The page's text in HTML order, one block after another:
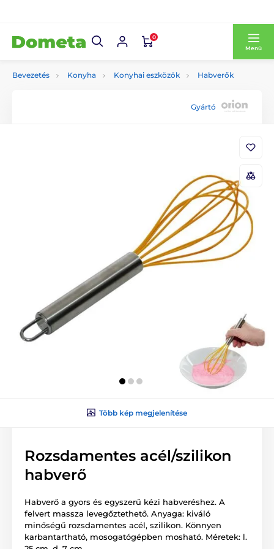
0
Menü
Bevezetés Konyha Konyhai eszközök Habverők
Gyártó
Több kép megjelenítése
Rozsdamentes acél/szilikon
habverő
Habverő a gyors és egyszerű kézi habveréshez. A
felvert massza levegőztethető. Anyaga: kiváló
minőségű rozsdamentes acél, szilikon. Könnyen
karbantartható, mosogatógépben mosható. Méretek: l.